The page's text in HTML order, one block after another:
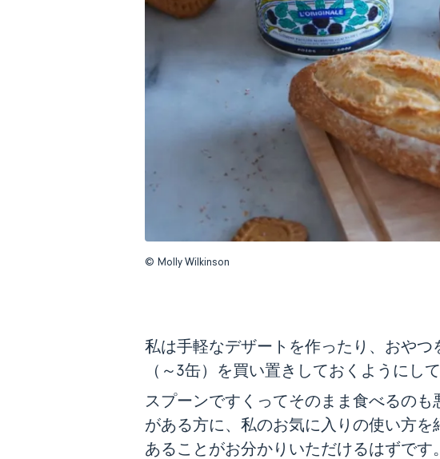
© Molly Wilkinson
私は手軽なデザートを作ったり、おや
（～3缶）を買い置きしておくようにして
スプーンですくってそのまま食べるの
がある方に、私のお気に入りの使い方
あることがお分かりいただけるはずです。